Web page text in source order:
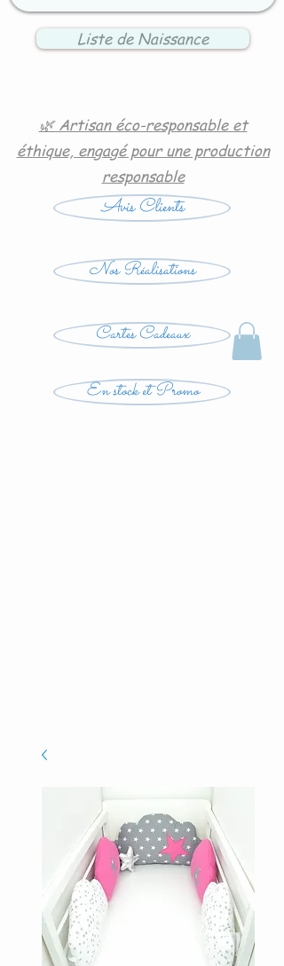
Liste de Naissance
🌿 Artisan éco-responsable et
éthique, engagé pour une production
responsable
Avis Clients
Nos Réalisations
Cartes Cadeaux
En stock et Promo